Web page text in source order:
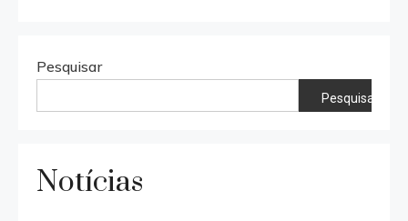
Pesquisar
Pesquisar
Notícias